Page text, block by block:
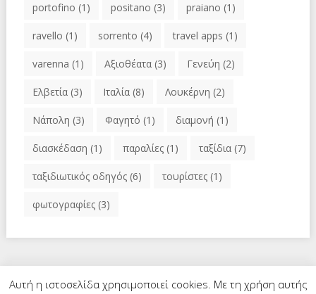
portofino (1) positano (3) praiano (1)
ravello (1) sorrento (4) travel apps (1)
varenna (1) Αξιοθέατα(3) Γενεύη (2)
Ελβετία(3) Ιταλία(8) Λουκέρνη (2)
Νάπολη (3) Φαγητό (1) διαμονή (1)
διασκέδαση (1) παραλίες(1) ταξίδια(7)
ταξιδιωτικός οδηγός(6) τουρίστες(1)
φωτογραφίες(3)
Αυτή η ιστοσελίδα χρησιμοποιεί cookies. Με τη χρήση αυτής